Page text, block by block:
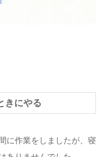
きにやる
に作業をしましたが、寝